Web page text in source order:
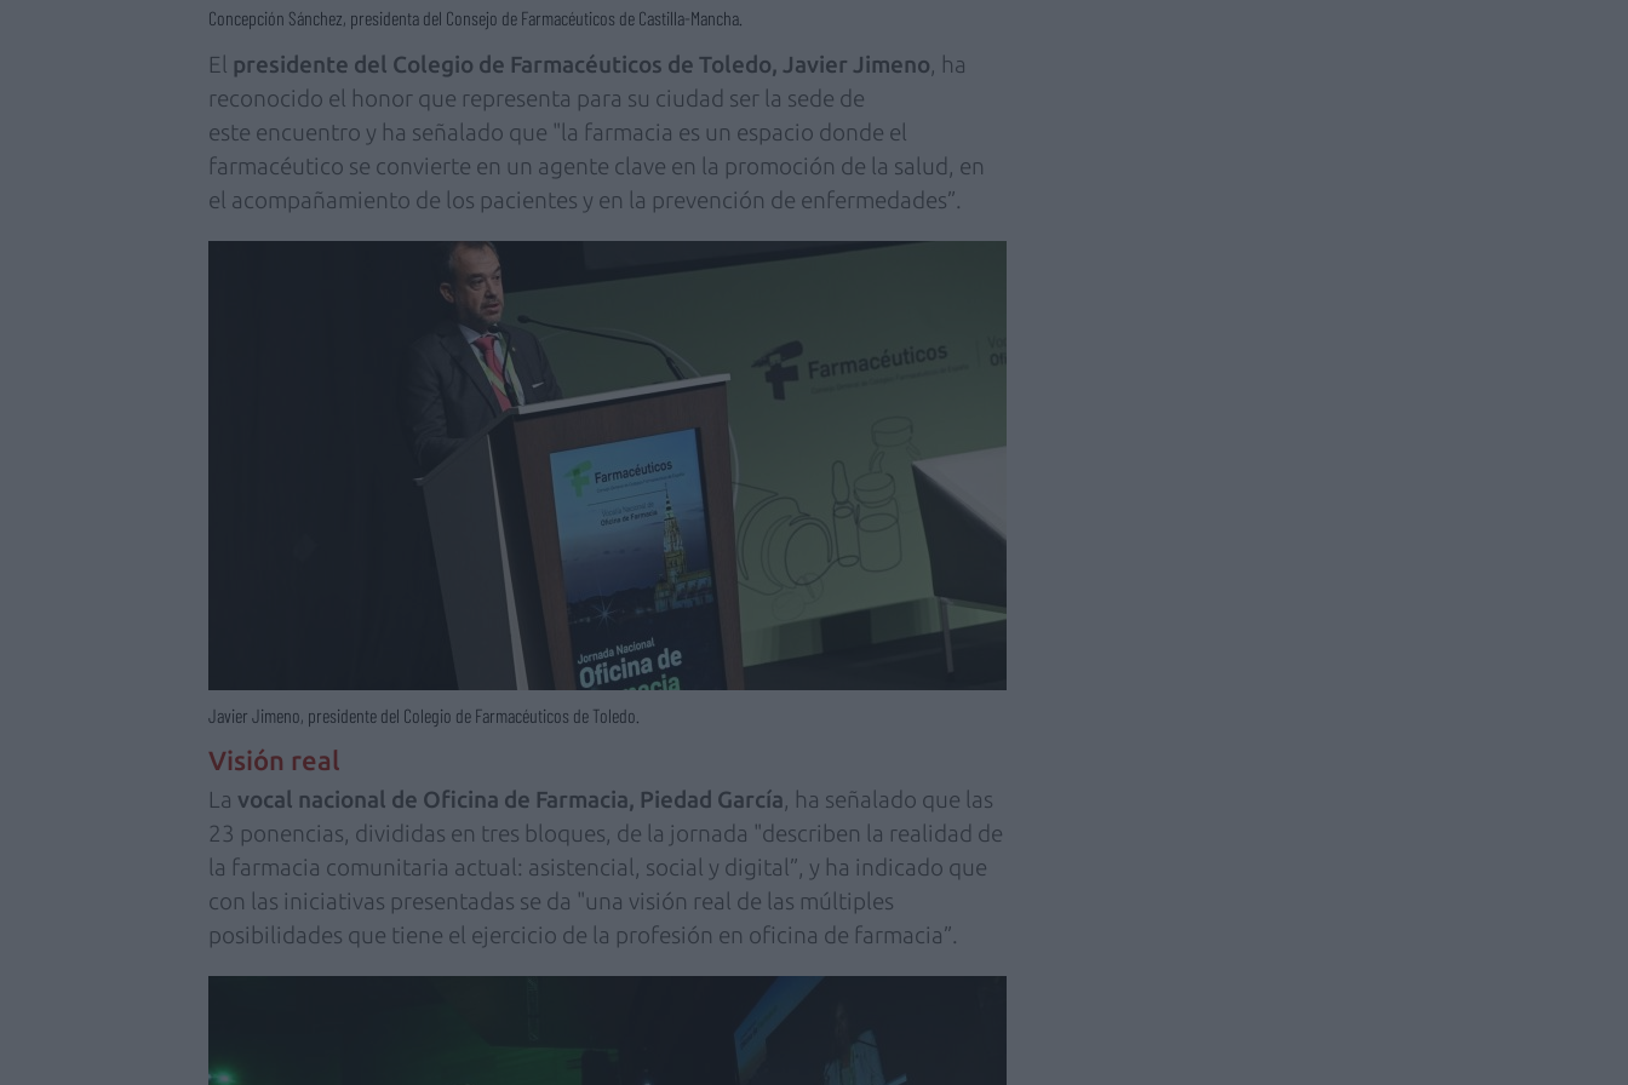
Concepción Sánchez, presidenta del Consejo de Farmacéuticos de Castilla-Mancha.
El presidente del Colegio de Farmacéuticos de Toledo, Javier Jimeno, ha
reconocido el honor que representa para su ciudad ser la sede de
este encuentro y ha señalado que "la farmacia es un espacio donde el
farmacéutico se convierte en un agente clave en la promoción de la salud, en
el acompañamiento de los pacientes y en la prevención de enfermedades”.
Javier Jimeno, presidente del Colegio de Farmacéuticos de Toledo.
Visión real
La vocal nacional de Oficina de Farmacia, Piedad García, ha señalado que las
23 ponencias, divididas en tres bloques, de la jornada "describen la realidad de
la farmacia comunitaria actual: asistencial, social y digital”, y ha indicado que
con las iniciativas presentadas se da "una visión real de las múltiples
posibilidades que tiene el ejercicio de la profesión en oficina de farmacia”.